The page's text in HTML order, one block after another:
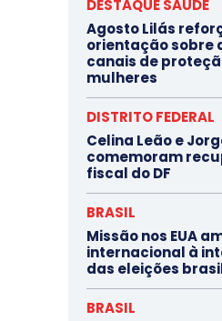
DESTAQUE SAÚDE
Agosto Lilás
orientação sobre
canais de
mulheres
DISTRITO FEDERAL
Celina Leão e
comemoram
fiscal do DF
BRASIL
Missão nos EUA
internacional à
das eleições
BRASIL